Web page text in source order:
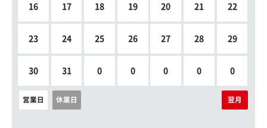
16 17 18 19 20 21 22
23 24 25 26 27 28 29
30 31 0 0 0 0 0
営業日 休業日 翌月